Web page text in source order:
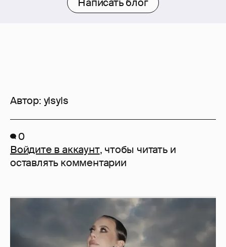
Написать блог
Автор: ylsyls
0
Войдите в аккаунт, чтобы читать и
оставлять комментарии